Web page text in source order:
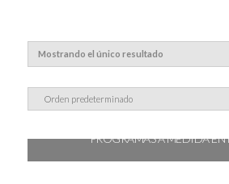
Mostrando el único resultado
PROGRAMAS A MEDIDA EN